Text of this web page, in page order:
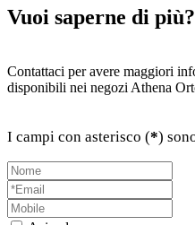
Vuoi saperne di più?
Contattaci per avere maggiori
disponibili nei negozi Athena
I campi con asterisco (*)